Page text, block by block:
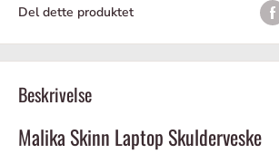
Del dette produktet
Beskrivelse
Malika Skinn Laptop Skulderveske